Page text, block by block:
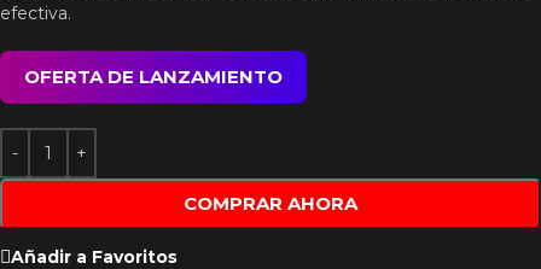
efectiva.
OFERTA DE LANZAMIENTO
COMPRAR AHORA
Añadir a Favoritos